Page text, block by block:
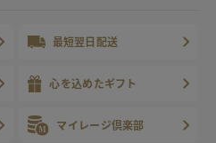
最短翌日配送
心を込めたギフト
マイレージ倶楽部